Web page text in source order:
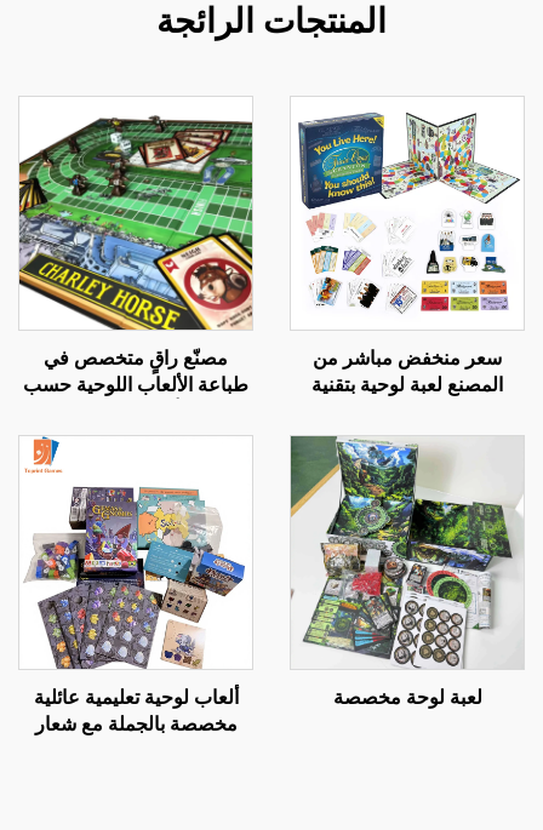
المنتجات الرائجة
سعر منخفض مباشر من
المصنع لعبة لوحية بتقنية
جماعية ممتعة مونوبولي
مصنّع راقٍ متخصص في
طباعة الألعاب اللوحية حسب
نمط مونوبولي، طلبات
جماعية كبيرة كهدايا
لعبة لوحة مخصصة
ألعاب لوحية تعليمية عائلية
مخصصة بالجملة مع شعار